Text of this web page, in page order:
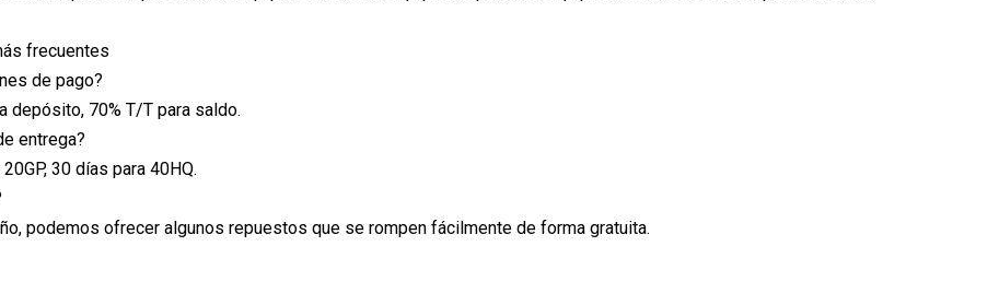
frecuentes
de pago?
depósito, 70% T/T para saldo.
entrega?
30 días para 40HQ.
podemos ofrecer algunos repuestos que se rompen fácilmente de forma gratuita.